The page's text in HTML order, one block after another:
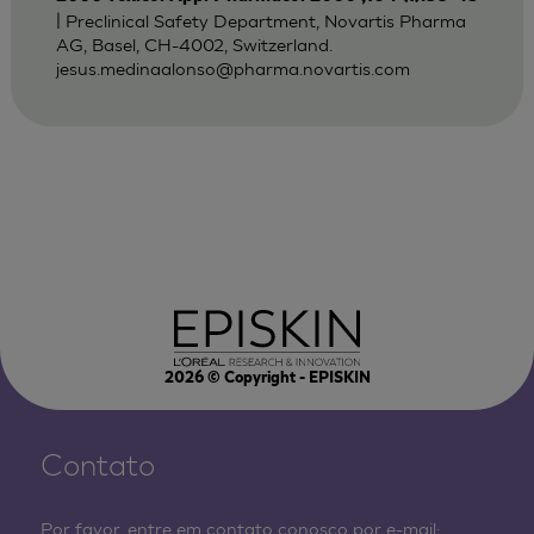
| Preclinical Safety Department, Novartis Pharma
AG, Basel, CH-4002, Switzerland.
jesus.medinaalonso@pharma.novartis.com
2026© Copyright - EPISKIN
Contato
Por favor, entre em contato conosco por e-mail: